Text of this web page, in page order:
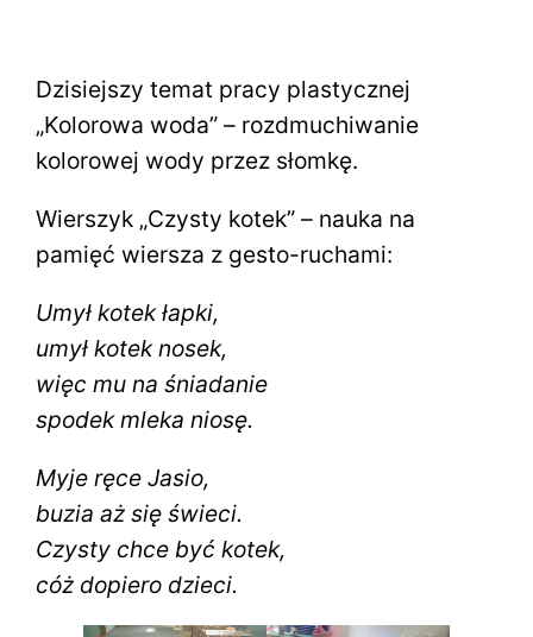
Dzisiejszy temat pracy plastycznej
„Kolorowa woda” – rozdmuchiwanie
kolorowej wody przez słomkę.
Wierszyk „Czysty kotek” – nauka na
pamięć wiersza z gesto-ruchami:
Umył kotek łapki,
umył kotek nosek,
więc mu na śniadanie
spodek mleka niosę.
Myje ręce Jasio,
buzia aż się świeci.
Czysty chce być kotek,
cóż dopiero dzieci.